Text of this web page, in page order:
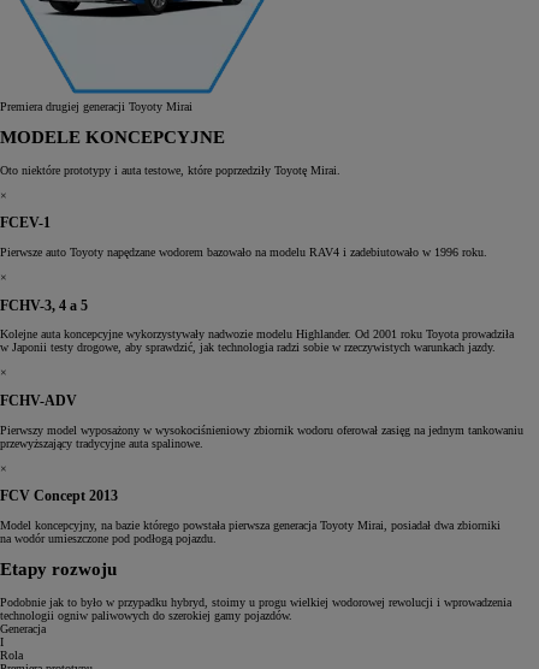
Premiera drugiej generacji Toyoty Mirai
MODELE KONCEPCYJNE
Oto niektóre prototypy i auta testowe, które poprzedziły Toyotę Mirai.
×
FCEV-1
Pierwsze auto Toyoty napędzane wodorem bazowało na modelu RAV4 i zadebiutowało w 1996 roku.
×
FCHV-3, 4 a 5
Kolejne auta koncepcyjne wykorzystywały nadwozie modelu Highlander. Od 2001 roku Toyota prowadziła
w Japonii testy drogowe, aby sprawdzić, jak technologia radzi sobie w rzeczywistych warunkach jazdy.
×
FCHV-ADV
Pierwszy model wyposażony w wysokociśnieniowy zbiornik wodoru oferował zasięg na jednym tankowaniu
przewyższający tradycyjne auta spalinowe.
×
FCV Concept 2013
Model koncepcyjny, na bazie którego powstała pierwsza generacja Toyoty Mirai, posiadał dwa zbiorniki
na wodór umieszczone pod podłogą pojazdu.
Etapy rozwoju
Podobnie jak to było w przypadku hybryd, stoimy u progu wielkiej wodorowej rewolucji i wprowadzenia
technologii ogniw paliwowych do szerokiej gamy pojazdów.
Generacja
I
Rola